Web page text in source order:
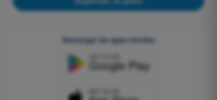
Descargar las apps móviles